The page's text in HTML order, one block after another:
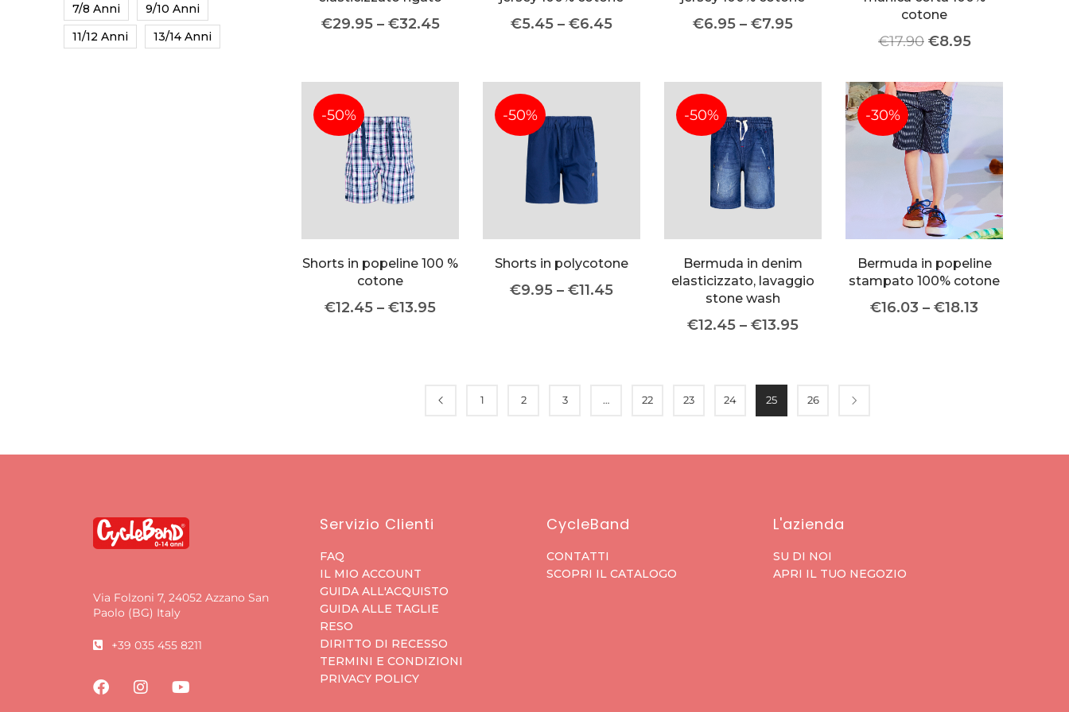
7/8 Anni
9/10 Anni
11/12 Anni
13/14 Anni
€29.95– €32.45 €5.45 – €6.45 €6.95 – €7.95
cotone
€17.90 €8.95
-50%
Shorts in popeline 100 %
cotone
€12.45 – €13.95
-50%
Shorts in polycotone
€9.95 – €11.45
-50%
Bermuda in denim
elasticizzato, lavaggio
stone wash
€12.45 – €13.95
-30%
Bermuda in popeline
stampato 100% cotone
€16.03 – €18.13
1 2 3 … 22 23 24 25 26
Via Folzoni 7, 24052 Azzano San
Paolo (BG) Italy
+39 035 455 8211
Servizio Clienti
FAQ
IL MIO ACCOUNT
GUIDA ALL'ACQUISTO
GUIDA ALLE TAGLIE
RESO
DIRITTO DI RECESSO
TERMINI E CONDIZIONI
PRIVACY POLICY
CycleBand
CONTATTI
SCOPRI IL CATALOGO
L'azienda
SU DI NOI
APRI IL TUO NEGOZIO